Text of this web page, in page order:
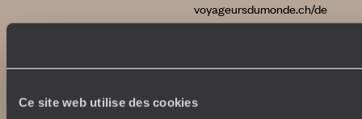
Ce site web utilise des cookies
voyageursdumonde.ch/de
voyageursdumonde.com